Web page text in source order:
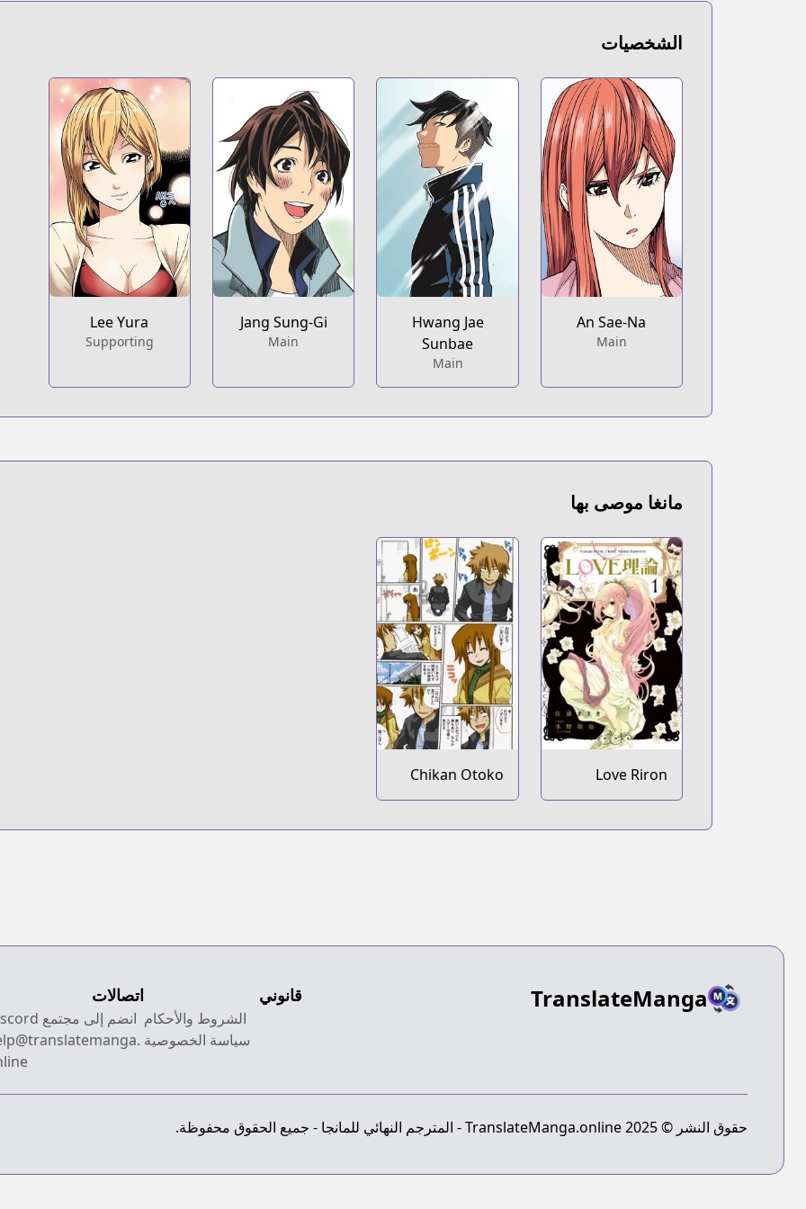
الشخصيات
An Sae-Na
Main
Hwang Jae
Sunbae
Main
Jang Sung-Gi
Main
Lee Yura
Supporting
مانغا موصى بها
Love Riron
Chikan Otoko
TranslateManga قانوني
الشروط والأحكام
سياسة الخصوصية
اتصالات
انضم إلى مجتمع Discord
حقوق النشر © 2025 TranslateManga.online - المترجم النهائي للمانجا - جميع الحقوق محفوظة.